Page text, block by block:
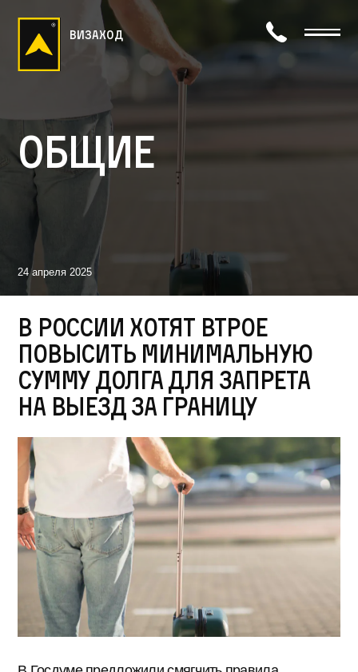
визаход
Общие
24 апреля 2025
В России хотят втрое
повысить минимальную
сумму долга для запрета
на выезд за границу